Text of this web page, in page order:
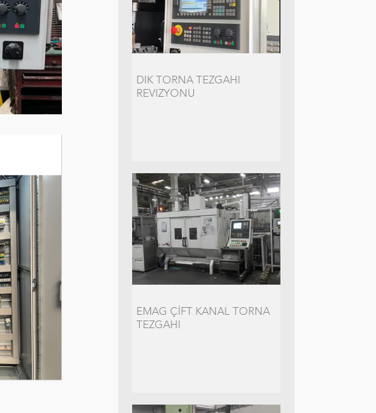
DIK TORNA TEZGAHI
REVIZYONU
EMAG ÇİFT KANAL TORNA
TEZGAHI